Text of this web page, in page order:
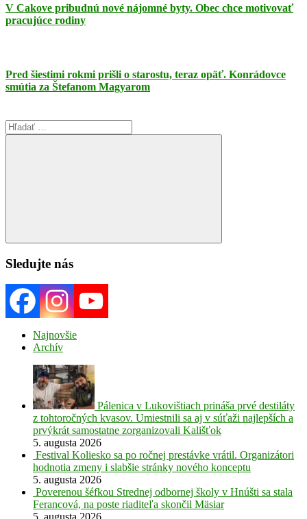
V Cakove pribudnú nové nájomné byty. Obec chce motivovať
pracujúce rodiny
Pred šiestimi rokmi prišli o starostu, teraz opäť. Konrádovce
smútia za Štefanom Magyarom
Search
for:
Search
Sledujte nás
Najnovšie
Archív
Pálenica v Lukovištiach prináša prvé destiláty
z tohtoročných kvasov. Umiestnili sa aj v súťaži najlepších a
prvýkrát samostatne zorganizovali Kališťok
5. augusta 2026
Festival Koliesko sa po ročnej prestávke vrátil. Organizátori
hodnotia zmeny i slabšie stránky nového konceptu
5. augusta 2026
Poverenou šéfkou Strednej odbornej školy v Hnúšti sa stala
Ferancová, na poste riaditeľa skončil Mäsiar